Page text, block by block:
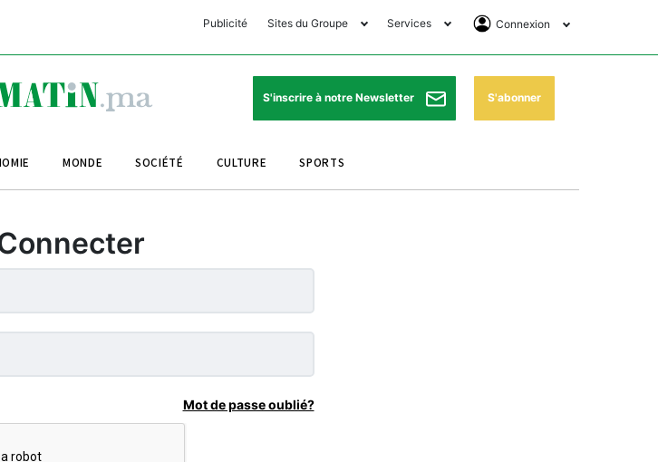
Publicité Sites du Groupe
Club Avantages
Le Matin Sports
Le Matin Store
Services
Horaires de prières
Pharmacies de garde
Programme TV
Connexion
Se Connecter
Abonnement
S'inscrire à notre Newsletter S'abonner
MONDE SOCIÉTÉ CULTURE SPORTS
Mot de passe oublié?